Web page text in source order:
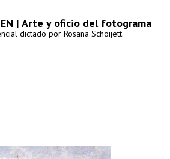
| Arte y oficio del fotograma
dictado por Rosana Schoijett.